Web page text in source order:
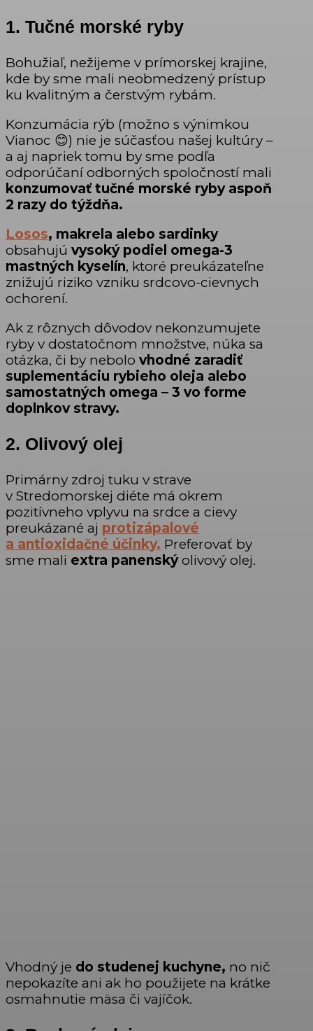
1. Tučné morské ryby
Bohužiaľ, nežijeme v prímorskej krajine,
kde by sme mali neobmedzený prístup
ku kvalitným a čerstvým rybám.
Konzumácia rýb (možno s výnimkou
Vianoc 😊) nie je súčasťou našej kultúry –
a aj napriek tomu by sme podľa
odporúčaní odborných spoločností mali
konzumovať tučné morské ryby aspoň
2 razy do týždňa.
Losos, makrela alebo sardinky
obsahujú vysoký podiel omega-3
mastných kyselín, ktoré preukázateľne
znižujú riziko vzniku srdcovo-cievnych
ochorení.
Ak z rôznych dôvodov nekonzumujete
ryby v dostatočnom množstve, núka sa
otázka, či by nebolo vhodné zaradiť
suplementáciu rybieho oleja alebo
samostatných omega – 3 vo forme
doplnkov stravy.
2. Olivový olej
Primárny zdroj tuku v strave
v Stredomorskej diéte má okrem
pozitívneho vplyvu na srdce a cievy
preukázané aj protizápalové
a antioxidačné účinky. Preferovať by
sme mali extra panenskýolivový olej.
Vhodný je do studenej kuchyne, no nič
nepokazíte ani ak ho použijete na krátke
osmahnutie mäsa či vajíčok.